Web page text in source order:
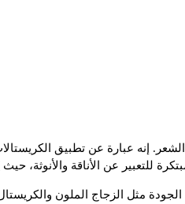
إنه عبارة عن تطبيق
للتعبير عن الأناقة
مثل الزجاج الملون